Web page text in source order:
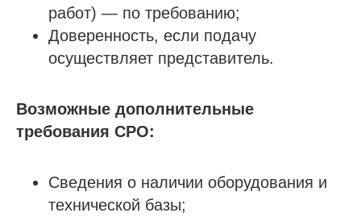
работ) — по требованию;
Доверенность, если подачу
осуществляет представитель.
Возможные дополнительные
требования СРО:
Сведения о наличии оборудования и
технической базы;
Изыскания СРО
Специалисты НРС для СРО
Независимая оценка квалификации (НОК)
Получить аккредитацию ФКР
Пройти отбор на тендеры в ФКР